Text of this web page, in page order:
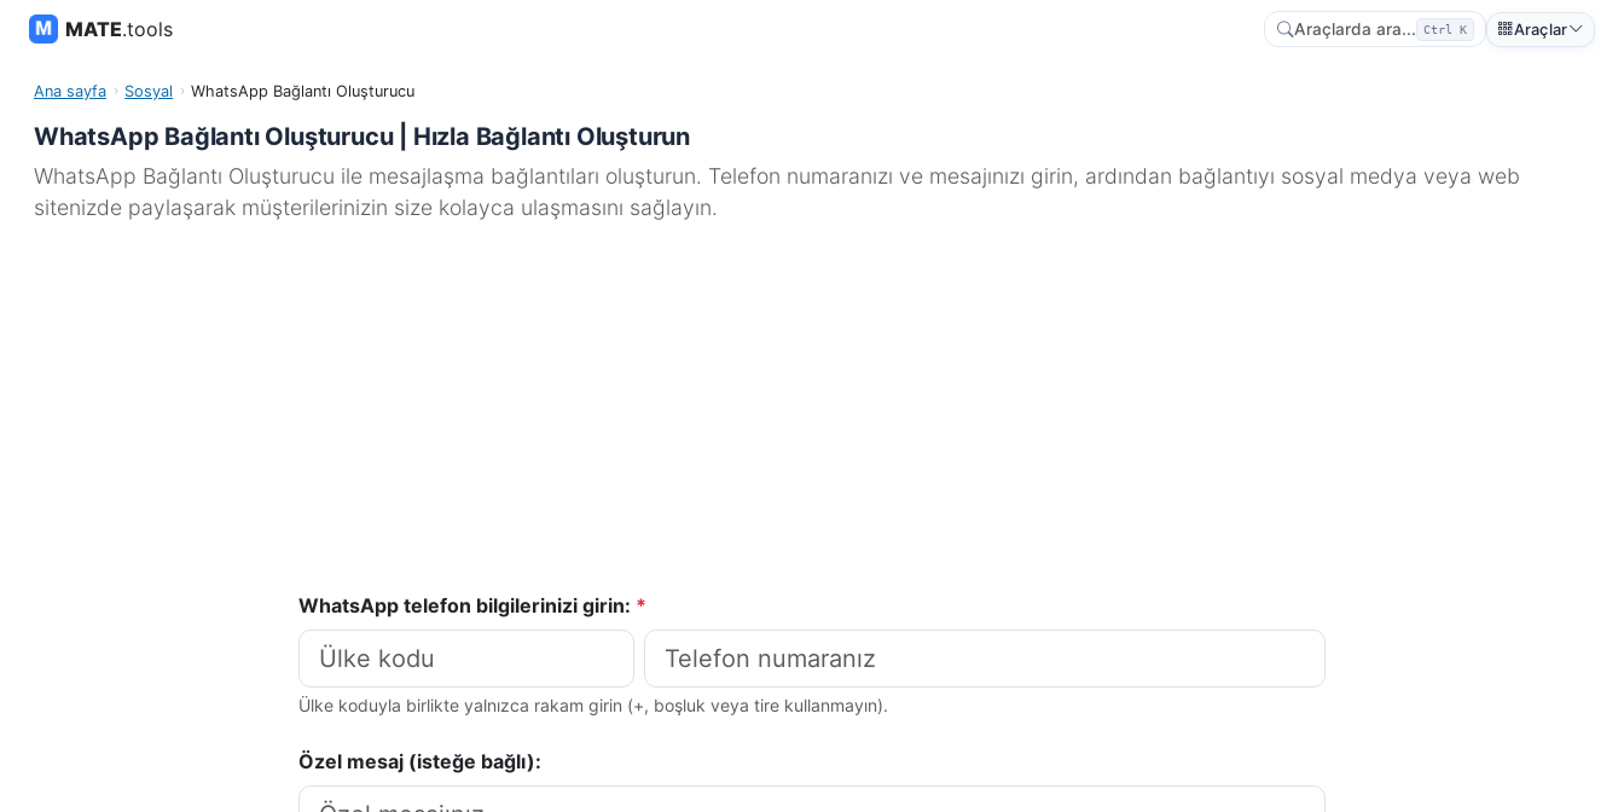
MATE.tools Araçlarda ara... Ctrl K Araçlar
Ana sayfa Sosyal WhatsApp Bağlantı Oluşturucu
WhatsApp Bağlantı Oluşturucu | Hızla Bağlantı Oluşturun
WhatsApp Bağlantı Oluşturucu ile mesajlaşma bağlantıları oluşturun. Telefon numaranızı ve mesajınızı girin, ardından bağlantıyı sosyal medya veya web
sitenizde paylaşarak müşterilerinizin size kolayca ulaşmasını sağlayın.
WhatsApp telefon bilgilerinizi girin: *
Ülke koduyla birlikte yalnızca rakam girin (+, boşluk veya tire kullanmayın).
Özel mesaj (isteğe bağlı):